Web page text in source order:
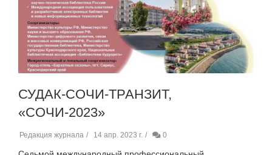
СУДАК-СОЧИ-ТРАНЗИТ,
«СОЧИ-2023»
Редакция журнала 14 апр. 2023 г. 0